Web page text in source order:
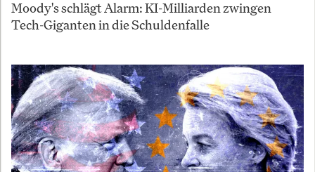
Moody's schlägt Alarm: KI-Milliarden zwingen
Tech-Giganten in die Schuldenfalle